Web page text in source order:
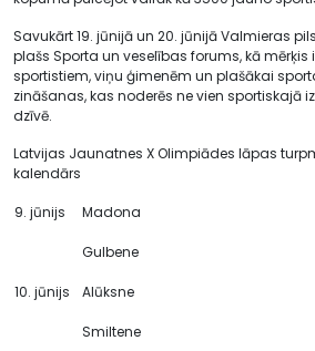
Savukārt 19. jūnijā un 20. jūnijā Valmieras
plašs Sporta un veselības forums, kā
sportistiem, viņu ģimenēm un plašākai
zināšanas, kas noderēs ne vien sportiskajā
dzīvē.
Latvijas Jaunatnes X Olimpiādes lāpas
kalendārs
9. jūnijs Madona
Gulbene
10. jūnijs Alūksne
Smiltene